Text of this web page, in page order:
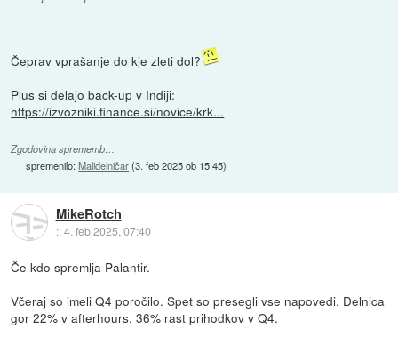
Čeprav vprašanje do kje zleti dol?
Plus si delajo back-up v Indiji:
https://izvozniki.finance.si/novice/krk...
Zgodovina sprememb…
spremenilo:Malidelničar(3. feb 2025 ob 15:45)
MikeRotch
::4. feb 2025, 07:40
Če kdo spremlja Palantir.
Včeraj so imeli Q4 poročilo. Spet so presegli vse napovedi. Delnica
gor 22% v afterhours. 36% rast prihodkov v Q4.